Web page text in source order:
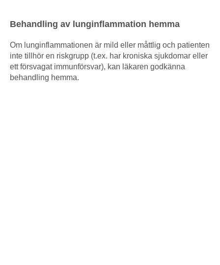
Behandling av lunginflammation hemma
Om lunginflammationen är mild eller måttlig och patienten
inte tillhör en riskgrupp (t.ex. har kroniska sjukdomar eller
ett försvagat immunförsvar), kan läkaren godkänna
behandling hemma.